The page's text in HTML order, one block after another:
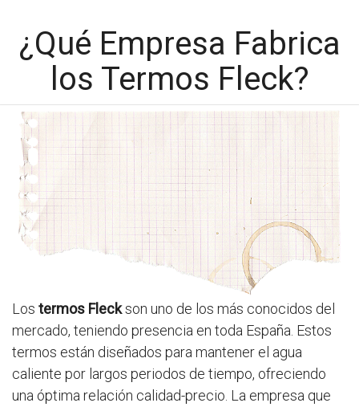
¿Qué Empresa Fabrica
los Termos Fleck?
Los termos Fleckson uno de los más conocidos del
mercado, teniendo presencia en toda España. Estos
termos están diseñados para mantener el agua
caliente por largos periodos de tiempo, ofreciendo
una óptima relación calidad-precio. La empresa que